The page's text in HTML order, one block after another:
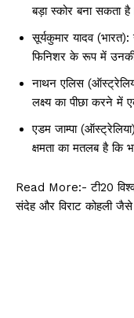
बड़ा स्कोर बना सकता
सूर्यकुमार यादव
फिनिशर के रूप में उनकी
नाथन एलिस
लक्ष्य का पीछा करने में
एडम जाम्पा
क्षमता का मतलब है कि
Read More:- टी20
संदेह और विराट कोहली